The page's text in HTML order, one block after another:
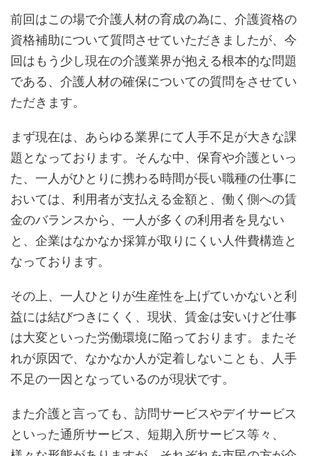
前回はこの場で介護人材の育成の為に、介護資格の
資格補助について質問させていただきましたが、今
回はもう少し現在の介護業界が抱える根本的な問題
である、介護人材の確保についての質問をさせてい
ただきます。
まず現在は、あらゆる業界にて人手不足が大きな課
題となっております。そんな中、保育や介護といっ
た、一人がひとりに携わる時間が長い職種の仕事に
おいては、利用者が支払える金額と、働く側への賃
金のバランスから、一人が多くの利用者を見ない
と、企業はなかなか採算が取りにくい人件費構造と
なっております。
その上、一人ひとりが生産性を上げていかないと利
益には結びつきにくく、現状、賃金は安いけど仕事
は大変といった労働環境に陥っております。またそ
れが原因で、なかなか人が定着しないことも、人手
不足の一因となっているのが現状です。
また介護と言っても、訪問サービスやデイサービス
といった通所サービス、短期入所サービス等々、